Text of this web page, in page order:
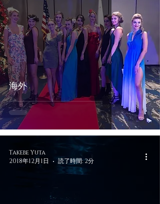
海外
Takebe Yuta
2018年12月1日
読了時間: 2分